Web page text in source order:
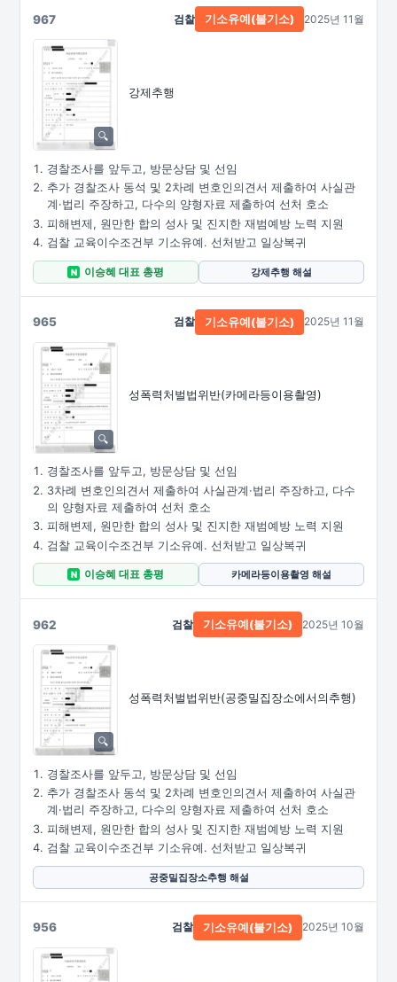
967
강제추행
검찰 기소유예(불기소) 2025년 11월
경찰조사를 앞두고, 방문상담 및 선임
추가 경찰조사 동석 및 2차례 변호인의견서 제출하여 사실관
계·법리 주장하고, 다수의 양형자료 제출하여 선처 호소
피해변제, 원만한 합의 성사 및 진지한 재범예방 노력 지원
검찰 교육이수조건부 기소유예. 선처받고 일상복귀
N 이승혜 대표 총평 강제추행 해설
965
성폭력처벌법위반(카메라등이용촬영)
검찰 기소유예(불기소) 2025년 11월
경찰조사를 앞두고, 방문상담 및 선임
3차례 변호인의견서 제출하여 사실관계·법리 주장하고, 다수
의 양형자료 제출하여 선처 호소
피해변제, 원만한 합의 성사 및 진지한 재범예방 노력 지원
검찰 교육이수조건부 기소유예. 선처받고 일상복귀
N 이승혜 대표 총평 카메라등이용촬영 해설
962
성폭력처벌법위반(공중밀집장소에서의추행)
검찰 기소유예(불기소) 2025년 10월
경찰조사를 앞두고, 방문상담 및 선임
추가 경찰조사 동석 및 2차례 변호인의견서 제출하여 사실관
계·법리 주장하고, 다수의 양형자료 제출하여 선처 호소
피해변제, 원만한 합의 성사 및 진지한 재범예방 노력 지원
검찰 교육이수조건부 기소유예. 선처받고 일상복귀
공중밀집장소추행 해설
956 검찰 기소유예(불기소) 2025년 10월